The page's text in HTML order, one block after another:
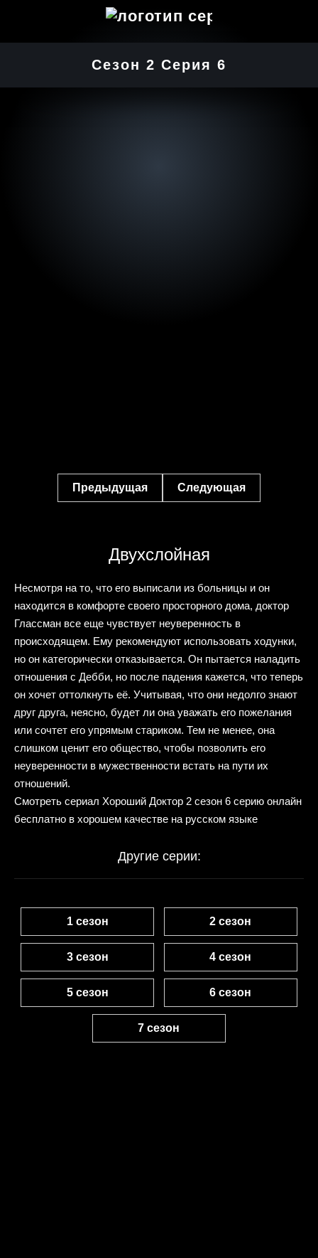
Сезон 2 Серия 6
Предыдущая Следующая
Двухслойная
Несмотря на то, что его выписали из больницы и он
находится в комфорте своего просторного дома, доктор
Глассман все еще чувствует неуверенность в
происходящем. Ему рекомендуют использовать ходунки,
но он категорически отказывается. Он пытается наладить
отношения с Дебби, но после падения кажется, что теперь
он хочет оттолкнуть её. Учитывая, что они недолго знают
друг друга, неясно, будет ли она уважать его пожелания
или сочтет его упрямым стариком. Тем не менее, она
слишком ценит его общество, чтобы позволить его
неуверенности в мужественности встать на пути их
отношений.
Смотреть сериал Хороший Доктор 2 сезон 6 серию онлайн
бесплатно в хорошем качестве на русском языке
Другие серии:
1 сезон 2 сезон
3 сезон 4 сезон
5 сезон 6 сезон
7 сезон